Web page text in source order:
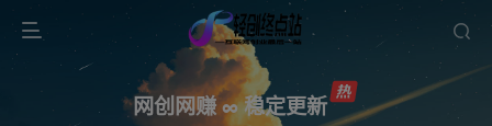
网创网赚 ∞ 稳定更新